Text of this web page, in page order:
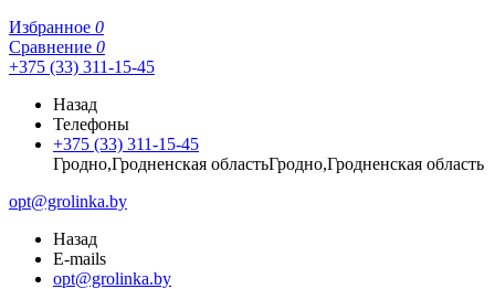
Избранное 0
Сравнение 0
+375 (33) 311-15-45
Назад
Телефоны
+375 (33) 311-15-45
Гродно,Гродненская областьГродно,Гродненская область
opt@grolinka.by
Назад
E-mails
opt@grolinka.by